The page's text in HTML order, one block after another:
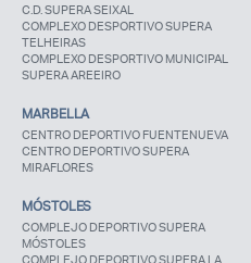
C.D. SUPERA SEIXAL
COMPLEXO DESPORTIVO SUPERA
TELHEIRAS
COMPLEXO DESPORTIVO MUNICIPAL
SUPERA AREEIRO
MARBELLA
CENTRO DEPORTIVO FUENTENUEVA
CENTRO DEPORTIVO SUPERA
MIRAFLORES
MÓSTOLES
COMPLEJO DEPORTIVO SUPERA
MÓSTOLES
COMPLEJO DEPORTIVO SUPERA LA